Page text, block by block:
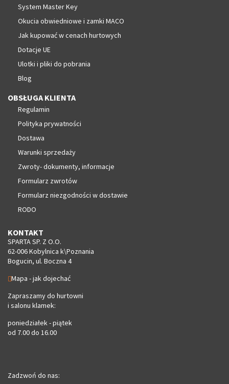
System Master Key
Okucia obwiedniowe i zamki MACO
Jak kupować w cenach hurtowych
Dotacje UE
Ulotki i pliki do pobrania
Blog
OBSŁUGA KLIENTA
Regulamin
Polityka prywatności
Dostawa
Warunki sprzedaży
Zwroty- dokumenty, informacje
Formularz zwrotów
Formularz niezgodności w dostawie
RODO
KONTAKT
SPARTA SP. Z O.O.
62-006 Kobylnica k\Poznania
Bogucin, ul. Boczna 4
Mapa - jak dojechać
Zapraszamy do hurtowni
i salonu klamek:
poniedziałek - piątek
od 7.00 do 16.00
Zadzwoń do nas: